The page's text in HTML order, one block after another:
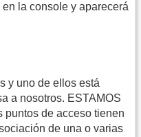
la console y aparecerá
y uno de ellos está
a nosotros. ESTAMOS
puntos de acceso tienen
de una o varias